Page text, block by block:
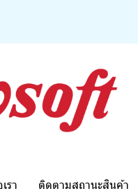
รา ติดตามสถานะสินค้า